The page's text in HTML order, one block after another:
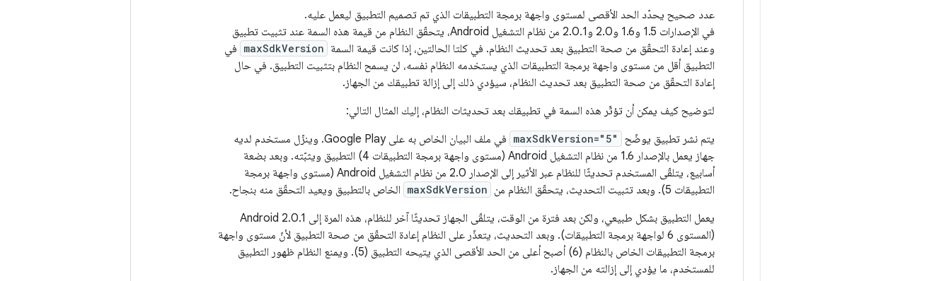
عدد صحيح يحدّد الحد الأقصى لمستوى واجهة برمجة التطبيقات الذي تم تصميم التطبيق ليعمل عليه.
في الإصدارات 1.5 و1.6 و2.0 و2.0.1 من نظام التشغيل Android، يتحقّق النظام من قيمة هذه السمة عند تثبيت تطبيق
وعند إعادة التحقّق من صحة التطبيق بعد تحديث النظام. في كلتا الحالتين، إذا كانت قيمة السمة maxSdkVersion في
التطبيق أقل من مستوى واجهة برمجة التطبيقات الذي يستخدمه النظام نفسه، لن يسمح النظام بتثبيت التطبيق. في حال
إعادة التحقّق من صحة التطبيق بعد تحديث النظام، سيؤدي ذلك إلى إزالة تطبيقك من الجهاز.
لتوضيح كيف يمكن أن تؤثّر هذه السمة في تطبيقك بعد تحديثات النظام، إليك المثال التالي:
يتم نشر تطبيق يوضّح
maxSdkVersion="5"
في ملف البيان الخاص به على Google Play. وينزّل مستخدم لديه
جهاز يعمل بالإصدار 1.6 من نظام التشغيل Android (مستوى واجهة برمجة التطبيقات 4) التطبيق ويثبّته. وبعد بضعة
أسابيع، يتلقّى المستخدم تحديثًا للنظام عبر الأثير إلى الإصدار 2.0 من نظام التشغيل Android (مستوى واجهة برمجة
التطبيقات 5). وبعد تثبيت التحديث، يتحقّق النظام من
maxSdkVersion الخاص بالتطبيق ويعيد التحقّق منه بنجاح.
يعمل التطبيق بشكل طبيعي، ولكن بعد فترة من الوقت، يتلقّى الجهاز تحديثًا آخر للنظام، هذه المرة إلى Android 2.0.1
(المستوى 6 لواجهة برمجة التطبيقات). وبعد التحديث، يتعذّر على النظام إعادة التحقّق من صحة التطبيق لأنّ مستوى واجهة
برمجة التطبيقات الخاص بالنظام (6) أصبح أعلى من الحد الأقصى الذي يتيحه التطبيق (5). ويمنع النظام ظهور التطبيق
للمستخدم، ما يؤدي إلى إزالته من الجهاز.